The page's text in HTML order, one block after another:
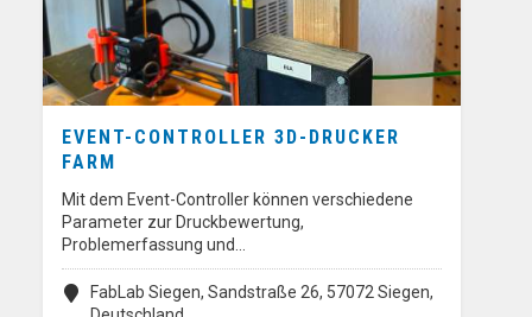
EVENT-CONTROLLER 3D-DRUCKER
FARM
Mit dem Event-Controller können verschiedene
Parameter zur Druckbewertung,
Problemerfassung und…
FabLab Siegen, Sandstraße 26, 57072 Siegen,